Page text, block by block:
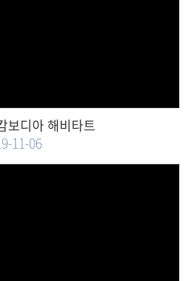
디아 해비타트
11-06